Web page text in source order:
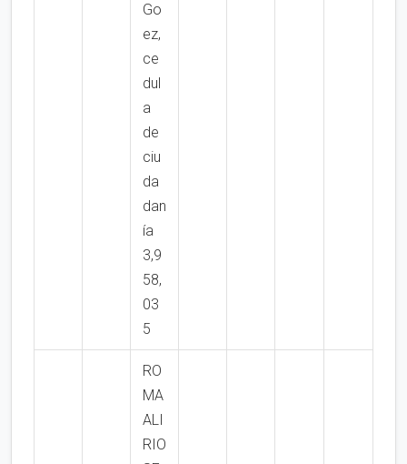
Go
ez,
ce
dul
a
de
ciu
da
dan
ía
3,9
58,
03
5
RO
MA
ALI
RIO